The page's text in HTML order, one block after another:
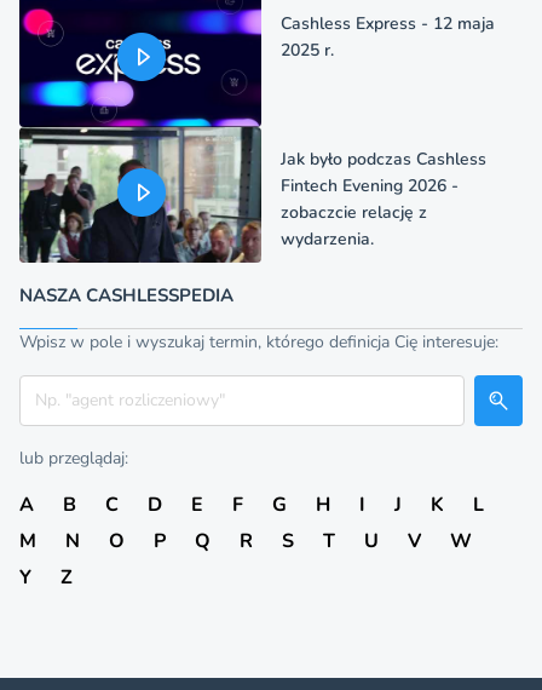
Cashless Express - 12 maja
2025 r.
Jak było podczas Cashless
Fintech Evening 2026 -
zobaczcie relację z
wydarzenia.
NASZA CASHLESSPEDIA
Wpisz w pole i wyszukaj termin, którego definicja Cię interesuje:
Szukaj
lub przeglądaj:
A B C D E F G H I J K
L
M
N O P Q R S T U V
W
Y
Z